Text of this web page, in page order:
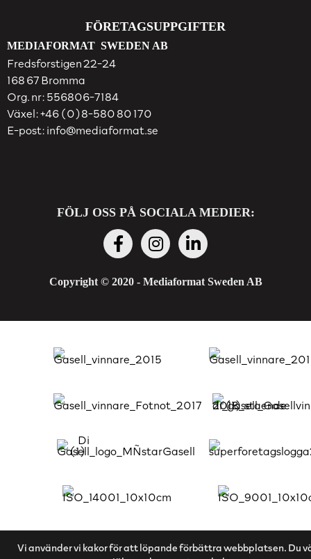
FÖRETAGSUPPGIFTER
MEDIAFORMAT SWEDEN AB
Fredsforstigen 22-24
168 67 Bromma
Org. nr: 556806-7184
Växel:+46 (0)8-580 80 170
E-post:info@mediaformat.se
FÖLJ OSS PÅ SOCIALA MEDIER:
Copyright © 2020 - Mediaformat Sweden AB
Vi använder vi kakor för att löpande förbättra webbplatsen. Du